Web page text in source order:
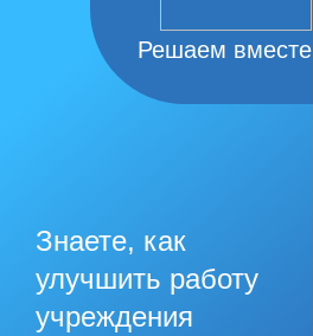
Решаем вместе
Знаете, как
улучшить работу
учреждения